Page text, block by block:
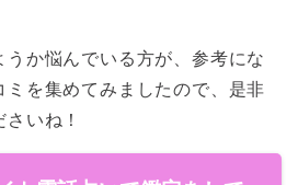
うか悩んでいる方が、参考にな
ミを集めてみましたので、是非
いね！